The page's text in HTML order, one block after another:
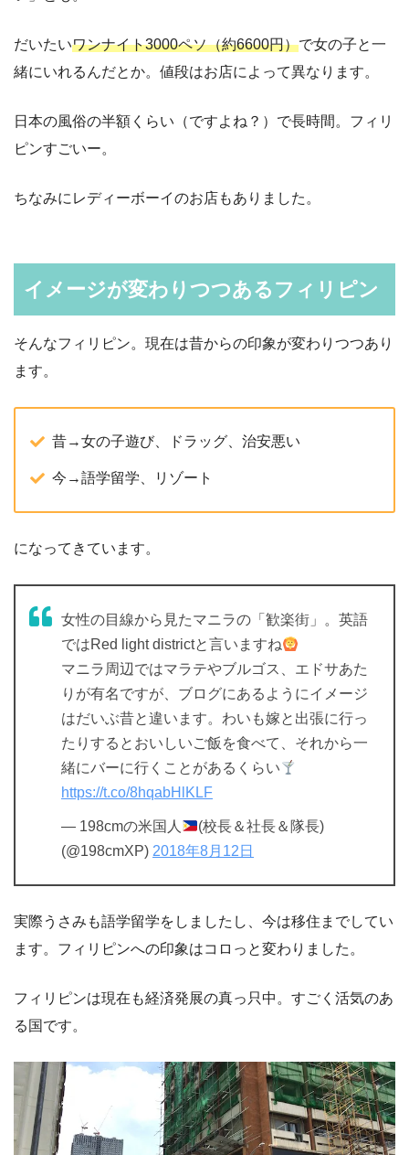
だいたいワンナイト3000ペソ（約6600円）で女の子と一
緒にいれるんだとか。値段はお店によって異なります。
日本の風俗の半額くらい（ですよね？）で長時間。フィリ
ピンすごいー。
ちなみにレディーボーイのお店もありました。
イメージが変わりつつあるフィリピン
そんなフィリピン。現在は昔からの印象が変わりつつあり
ます。
昔→女の子遊び、ドラッグ、治安悪い
今→語学留学、リゾート
になってきています。
女性の目線から見たマニラの「歓楽街」。英語
ではRed light districtと言いますね
マニラ周辺ではマラテやブルゴス、エドサあた
りが有名ですが、ブログにあるようにイメージ
はだいぶ昔と違います。わいも嫁と出張に行っ
たりするとおいしいご飯を食べて、それから一
緒にバーに行くことがあるくらい
https://t.co/8hqabHlKLF
— 198cmの米国人
(校長＆社長＆隊長)
(@198cmXP) 2018年8月12日
実際うさみも語学留学をしましたし、今は移住までしてい
ます。フィリピンへの印象はコロっと変わりました。
フィリピンは現在も経済発展の真っ只中。すごく活気のあ
る国です。